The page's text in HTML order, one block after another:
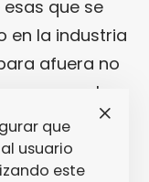
que se
en la industria
afuera no
el
grandes
shows
tanto, la
que
usuario
este